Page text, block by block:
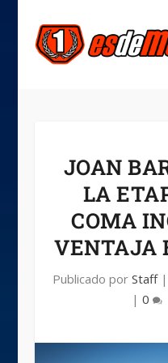
JOAN
LA
COMA
VENTAJA
Publicado por Staff|
|0